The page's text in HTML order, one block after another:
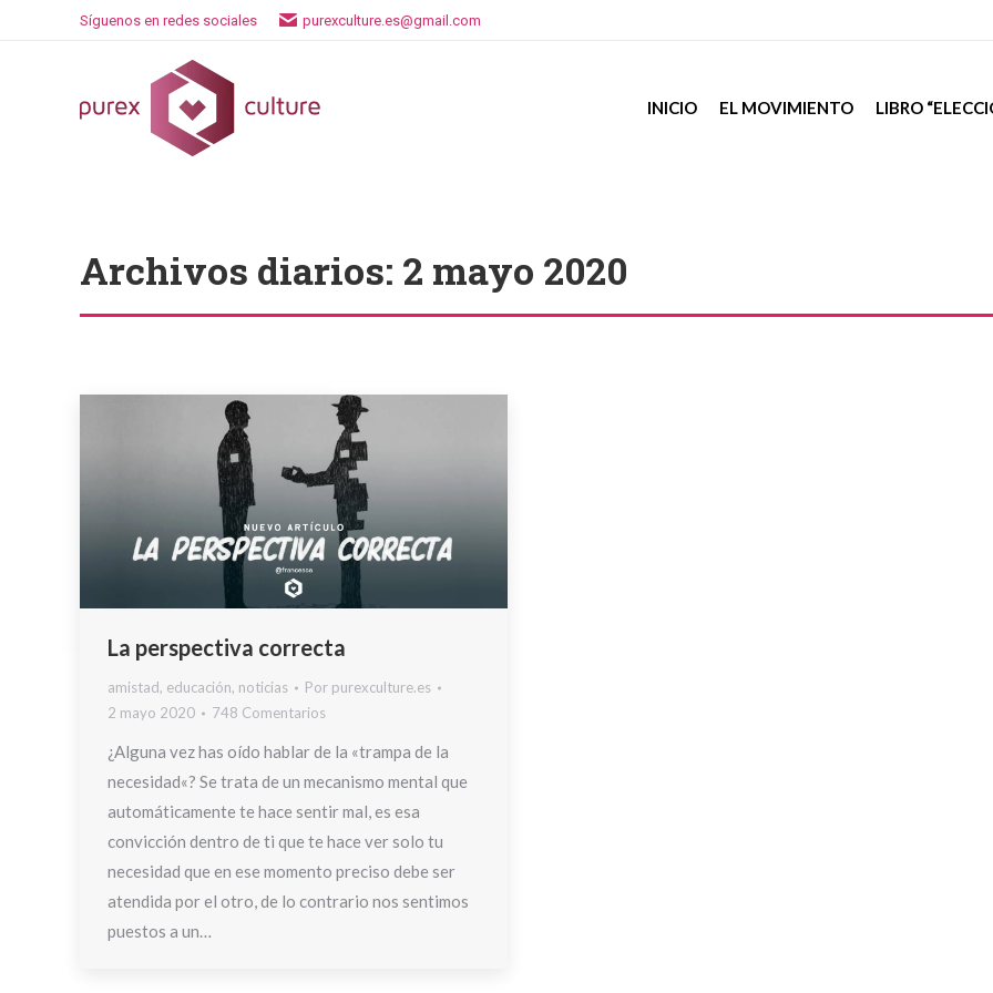
Síguenos en redes sociales purexculture.es@gmail.com
INICIO EL MOVIMIENTO LIBRO
Archivos diarios: 2 mayo 2020
La perspectiva correcta
amistad, educación, noticias Por purexculture.es
2 mayo 2020
748 Comentarios
¿Alguna vez has oído hablar de la «trampa de la
necesidad«? Se trata de un mecanismo mental que
automáticamente te hace sentir mal, es esa
convicción dentro de ti que te hace ver solo tu
necesidad que en ese momento preciso debe ser
atendida por el otro, de lo contrario nos sentimos
puestos a un…